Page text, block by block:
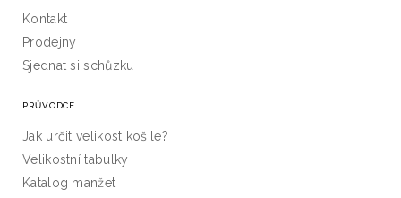
Kontakt
Prodejny
Sjednat si schůzku
PRŮVODCE
Jak určit velikost košile?
Velikostní tabulky
Katalog manžet